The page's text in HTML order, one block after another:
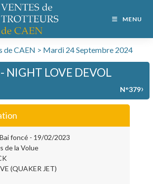
MENU
de CAEN > Mardi 24 Septembre 2024
NIGHT LOVE DEVOL
N°379›
foncé - 19/02/2023
de la Volue
(QUAKER JET)